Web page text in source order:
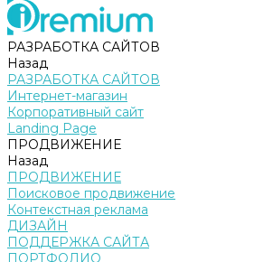
РАЗРАБОТКА САЙТОВ
Назад
РАЗРАБОТКА САЙТОВ
Интернет-магазин
Корпоративный сайт
Landing Page
ПРОДВИЖЕНИЕ
Назад
ПРОДВИЖЕНИЕ
Поисковое продвижение
Контекстная реклама
ДИЗАЙН
ПОДДЕРЖКА САЙТА
ПОРТФОЛИО